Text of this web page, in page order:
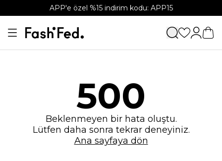
APP'e özel %15 indirim kodu: APP15
500
Beklenmeyen bir hata oluştu.
Lütfen daha sonra tekrar deneyiniz.
Ana sayfaya dön